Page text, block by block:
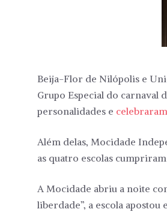
Beija-Flor de Nilópolis e
Grupo Especial do carnaval
personalidades e celebraram
Além delas, Mocidade
as quatro escolas
A Mocidade abriu a noite
liberdade”, a escola